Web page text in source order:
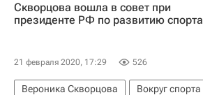
Скворцова вошла в совет при
президенте РФ по развитию спорта
21 февраля 2020, 17:29 526
Вероника Скворцова Вокруг спорта